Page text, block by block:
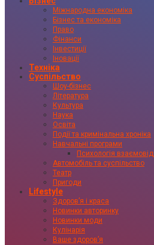
Міжнародна економіка
Бізнес та економіка
Право
Фінанси
Інвестиції
Іновації
Техніка
Суспільство
Шоу-бізнес
Література
Культура
Наука
Освіта
Події та кримінальна хроніка
Навчальні програми
Психологія
Автомобіль та суспільство
Театр
Пригоди
Lifestyle
Здоровʼя і краса
Новинки авторинку
Новинки моди
Кулінарія
Ваше здоровʼя